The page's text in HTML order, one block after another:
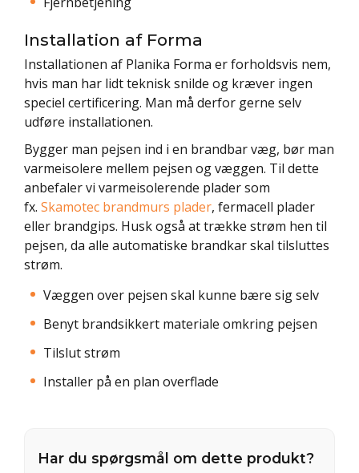
Installation af Forma
Installationen af Planika Forma er forholdsvis nem,
hvis man har lidt teknisk snilde og kræver ingen
speciel certificering. Man må derfor gerne selv
udføre installationen.
Bygger man pejsen ind i en brandbar væg, bør man
varmeisolere mellem pejsen og væggen. Til dette
anbefaler vi varmeisolerende plader som
fx. Skamotec brandmurs plader, fermacell plader
eller brandgips. Husk også at trække strøm hen til
pejsen, da alle automatiske brandkar skal tilsluttes
strøm.
Væggen over pejsen skal kunne bære sig selv
Benyt brandsikkert materiale omkring pejsen
Tilslut strøm
Installer på en plan overflade
Har du spørgsmål om dette produkt?